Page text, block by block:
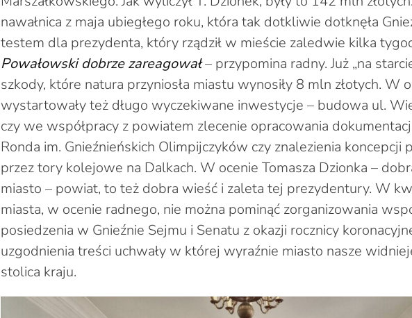
nawałnica z maja ubiegłego roku, która tak dotkliwie dotknęła
testem dla prezydenta, który rządził w mieście zaledwie kilka
Powałowski dobrze zareagował– przypomina radny. Już „na
szkody, które natura przyniosła miastu wynosiły 8 mln złotych. W
wystartowały też długo wyczekiwane inwestycje – budowa ul.
czy we współpracy z powiatem zlecenie opracowania
Ronda im. Gnieźnieńskich Olimpijczyków czy znalezienia koncepcji
przez tory kolejowe na Dalkach. W ocenie Tomasza Dzionka –
miasto – powiat, to też dobra wieść i zaleta tej prezydentury. W
miasta, w ocenie radnego, nie można pominąć zorganizowania
posiedzenia w Gnieźnie Sejmu i Senatu z okazji rocznicy
uzgodnienia treści uchwały w której wyraźnie miasto nasze
stolica kraju.